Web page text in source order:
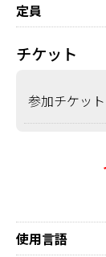
定員
チケット
参加チケット
使用言語